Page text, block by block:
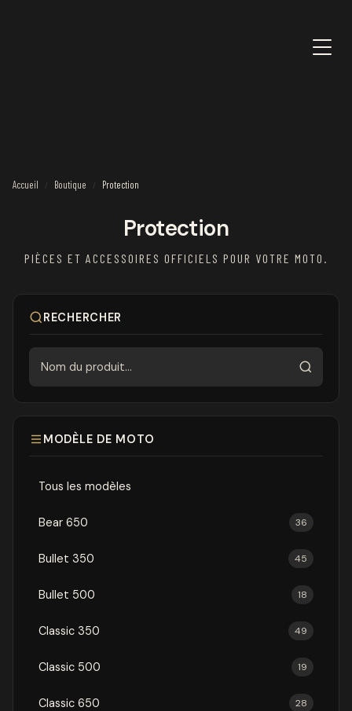
Accueil / Boutique / Protection
Protection
PIÈCES ET ACCESSOIRES OFFICIELS POUR VOTRE MOTO.
RECHERCHER
MODÈLE DE MOTO
Tous les modèles
Bear 650 36
Bullet 350 45
Bullet 500 18
Classic 350 49
Classic 500 19
Classic 650 28